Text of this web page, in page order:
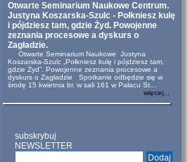
Otwarte Seminarium Naukowe Centrum.
Justyna Koszarska-Szulc - Połkniesz kulę
i pójdziesz tam, gdzie Żyd. Powojenne
zeznania procesowe a dyskurs o
Zagładzie.
Otwarte Seminarium Naukowe Justyna
Koszarska-Szulc „Połkniesz kulę i pójdziesz tam,
gdzie Żyd”. Powojenne zeznania procesowe a
dyskurs o Zagładzie Spotkanie odbędzie się w
środę 15 kwietnia br. w sali 161 w Pałacu St...
więcej...
subskrybuj
NEWSLETTER